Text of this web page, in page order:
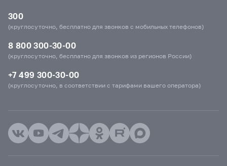
300
(круглосуточно, бесплатно для звонков с мобильных телефонов)
8 800 300-30-00
(круглосуточно, бесплатно для звонков из регионов России)
+7 499 300-30-00
(круглосуточно, в соответствии с тарифами вашего оператора)